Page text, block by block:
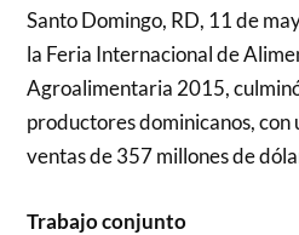
Santo Domingo, RD, 11 de
la Feria Internacional de
Agroalimentaria 2015,
productores dominicanos, con
ventas de 357 millones de
Trabajo conjunto